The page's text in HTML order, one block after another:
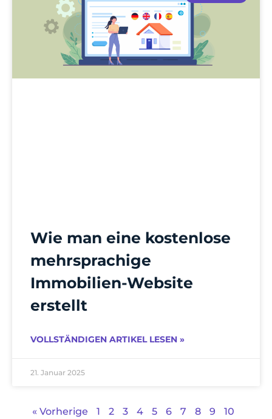
Wie man eine kostenlose
mehrsprachige
Immobilien-Website
erstellt
VOLLSTÄNDIGEN ARTIKEL LESEN »
21. Januar 2025
« Vorherige 1 2 3 4 5 6 7 8 9
10